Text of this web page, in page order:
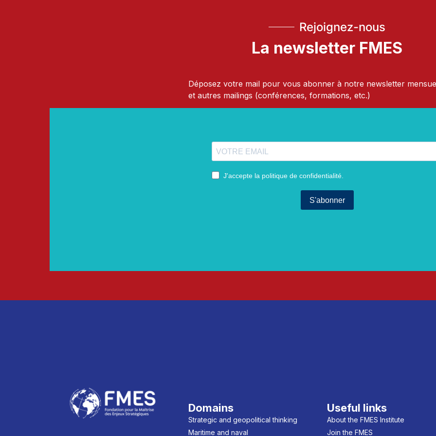
Rejoignez-nous
La newsletter FMES
Déposez votre mail pour vous abonner à notre newsletter
et autres mailings (conférences, formations, etc.)
Domains
Strategic and geopolitical thinking
Maritime and naval
Useful links
About the FMES Institute
Join the FMES